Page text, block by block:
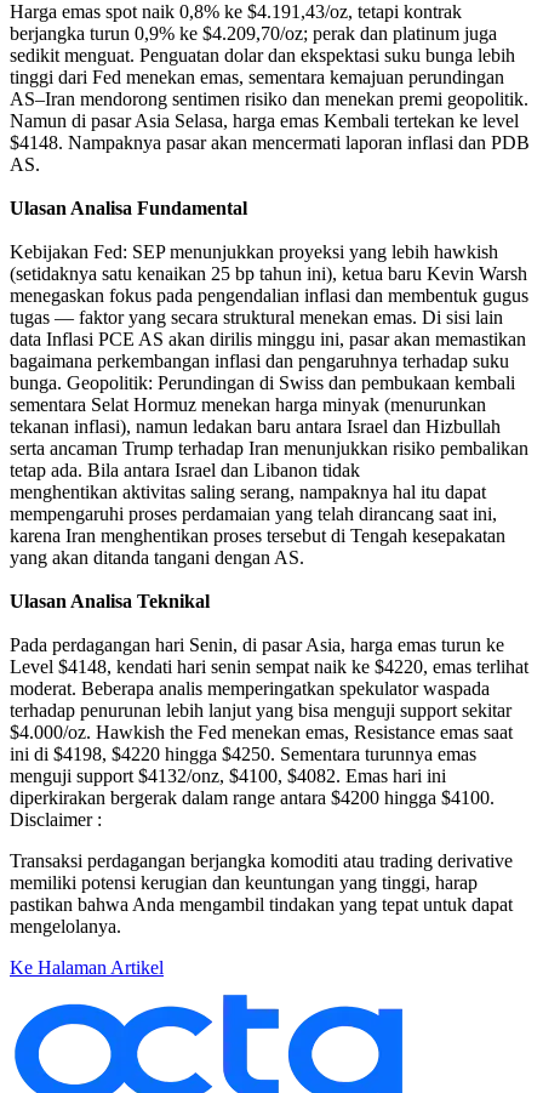
Harga emas spot naik 0,8% ke $4.191,43/oz, tetapi kontrak
berjangka turun 0,9% ke $4.209,70/oz; perak dan platinum juga
sedikit menguat. Penguatan dolar dan ekspektasi suku bunga lebih
tinggi dari Fed menekan emas, sementara kemajuan perundingan
AS–Iran mendorong sentimen risiko dan menekan premi geopolitik.
Namun di pasar Asia Selasa, harga emas Kembali tertekan ke level
$4148. Nampaknya pasar akan mencermati laporan inflasi dan PDB
AS.
Ulasan Analisa Fundamental
Kebijakan Fed: SEP menunjukkan proyeksi yang lebih hawkish
(setidaknya satu kenaikan 25 bp tahun ini), ketua baru Kevin Warsh
menegaskan fokus pada pengendalian inflasi dan membentuk gugus
tugas — faktor yang secara struktural menekan emas. Di sisi lain
data Inflasi PCE AS akan dirilis minggu ini, pasar akan memastikan
bagaimana perkembangan inflasi dan pengaruhnya terhadap suku
bunga. Geopolitik: Perundingan di Swiss dan pembukaan kembali
sementara Selat Hormuz menekan harga minyak (menurunkan
tekanan inflasi), namun ledakan baru antara Israel dan Hizbullah
serta ancaman Trump terhadap Iran menunjukkan risiko pembalikan
tetap ada. Bila antara Israel dan Libanon tidak
menghentikan aktivitas saling serang, nampaknya hal itu dapat
mempengaruhi proses perdamaian yang telah dirancang saat ini,
karena Iran menghentikan proses tersebut di Tengah kesepakatan
yang akan ditanda tangani dengan AS.
Ulasan Analisa Teknikal
Pada perdagangan hari Senin, di pasar Asia, harga emas turun ke
Level $4148, kendati hari senin sempat naik ke $4220, emas terlihat
moderat. Beberapa analis memperingatkan spekulator waspada
terhadap penurunan lebih lanjut yang bisa menguji support sekitar
$4.000/oz. Hawkish the Fed menekan emas, Resistance emas saat
ini di $4198, $4220 hingga $4250. Sementara turunnya emas
menguji support $4132/onz, $4100, $4082. Emas hari ini
diperkirakan bergerak dalam range antara $4200 hingga $4100.
Disclaimer :
Transaksi perdagangan berjangka komoditi atau trading derivative
memiliki potensi kerugian dan keuntungan yang tinggi, harap
pastikan bahwa Anda mengambil tindakan yang tepat untuk dapat
mengelolanya.
Ke Halaman Artikel